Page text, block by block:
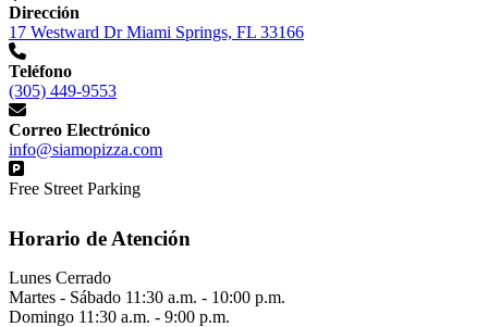
Dirección
17 Westward Dr Miami Springs, FL 33166
Teléfono
(305) 449-9553
Correo Electrónico
info@siamopizza.com
Free Street Parking
Horario de Atención
Lunes Cerrado
Martes - Sábado 11:30 a.m. - 10:00 p.m.
Domingo 11:30 a.m. - 9:00 p.m.